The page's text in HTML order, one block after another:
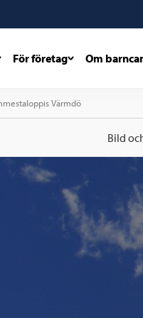
För företag Om
Värmdö
Bild